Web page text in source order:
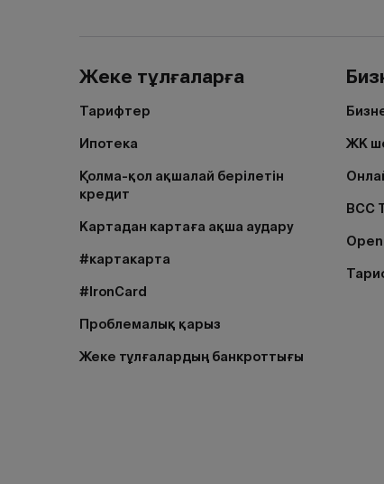
Жеке тұлғаларға
Тарифтер
Ипотека
Қолма-қол ақшалай берілетін
кредит
Картадан картаға ақша аудару
#картакарта
#IronCard
Проблемалық қарыз
Жеке тұлғалардың банкроттығы
ЖК
BCC
Open